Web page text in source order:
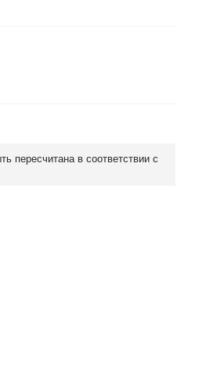
пересчитана в соответствии с